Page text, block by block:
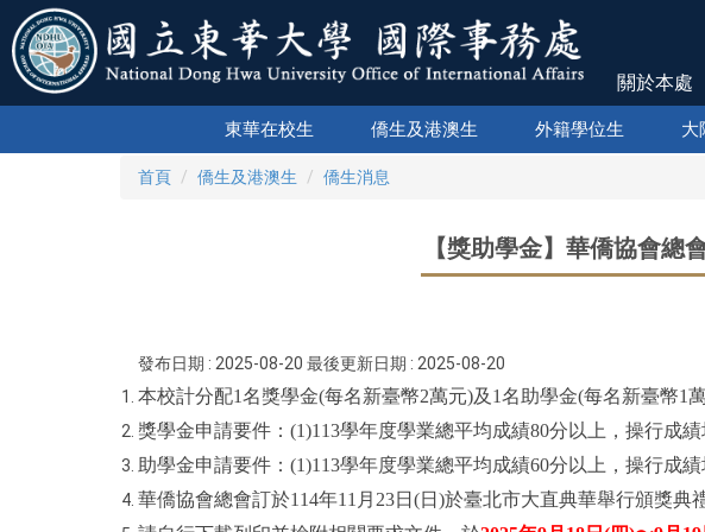
跳
到
主
關於本處
東華在校生 僑生及港澳生 外籍學位生 大
首頁 僑生及港澳生 僑生消息
【獎助學金】華僑協會總
發布日期 : 2025-08-20 最後更新日期 : 2025-08-20
本校計分配1名獎學金(每名新臺幣2萬元)及1名助學金(每名新臺幣1
獎學金申請要件：(1)113學年度學業總平均成績80分以上，操行成
助學金申請要件：(1)113學年度學業總平均成績60分以上，操行成
華僑協會總會訂於114年11月23日(日)於臺北市大直典華舉行頒獎典